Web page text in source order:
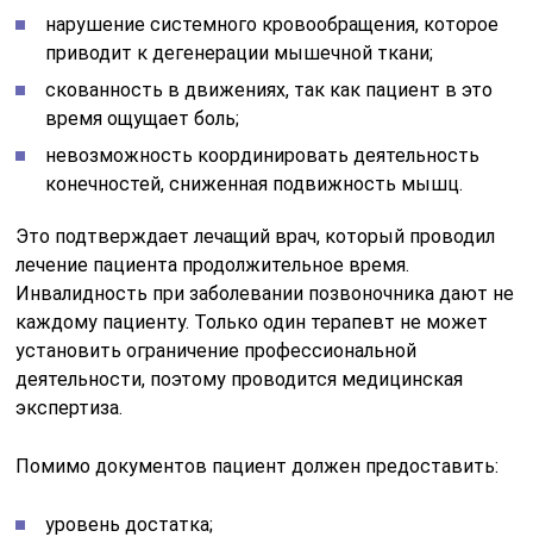
нарушение системного кровообращения, которое
приводит к дегенерации мышечной ткани;
скованность в движениях, так как пациент в это
время ощущает боль;
невозможность координировать деятельность
конечностей, сниженная подвижность мышц.
Это подтверждает лечащий врач, который проводил
лечение пациента продолжительное время.
Инвалидность при заболевании позвоночника дают не
каждому пациенту. Только один терапевт не может
установить ограничение профессиональной
деятельности, поэтому проводится медицинская
экспертиза.
Помимо документов пациент должен предоставить:
уровень достатка;